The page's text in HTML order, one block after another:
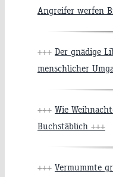
Angreifer werfen
+++ Der gnädige
menschlicher
+++ Wie
Buchstäblich +++
+++ Vermummte